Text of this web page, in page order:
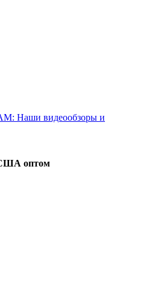
Наши видеообзоры и
оптом